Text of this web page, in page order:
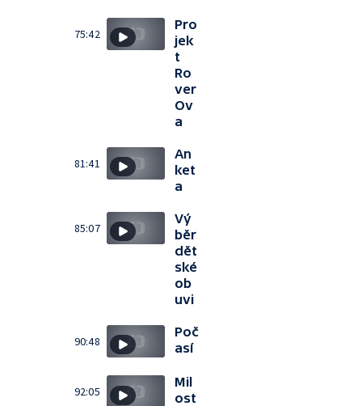
75:42
Pro
jek
t
Ro
ver
Ov
a
81:41
An
ket
a
85:07
Vý
běr
dět
ské
ob
uvi
90:48
Poč
así
92:05
Mil
ost